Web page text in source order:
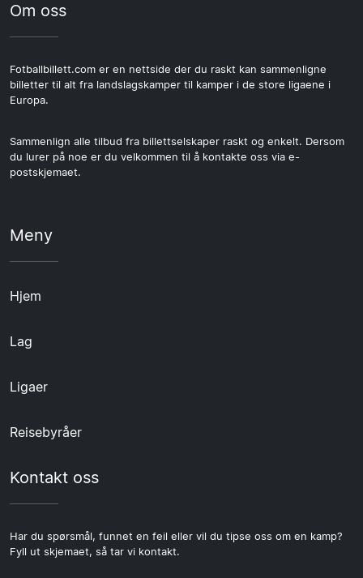
Om oss
Fotballbillett.com er en nettside der du raskt kan sammenligne
billetter til alt fra landslagskamper til kamper i de store ligaene i
Europa.
Sammenlign alle tilbud fra billettselskaper raskt og enkelt. Dersom
du lurer på noe er du velkommen til å kontakte oss via e-
postskjemaet.
Meny
Hjem
Lag
Ligaer
Reisebyråer
Kontakt oss
Har du spørsmål, funnet en feil eller vil du tipse oss om en kamp?
Fyll ut skjemaet, så tar vi kontakt.